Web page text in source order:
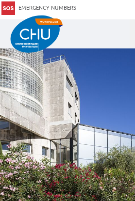
EMERGENCY NUMBERS